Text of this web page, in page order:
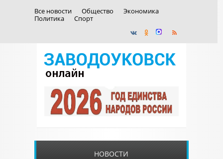
Все новости Общество
Экономика
Политика
Спорт
НОВОСТИ